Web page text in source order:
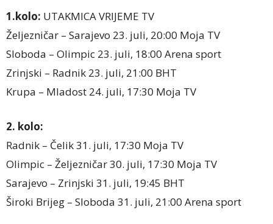
1.kolo: UTAKMICA VRIJEME TV
Željezničar – Sarajevo 23. juli, 20:00 Moja TV
Sloboda – Olimpic 23. juli, 18:00 Arena sport
Zrinjski – Radnik 23. juli, 21:00 BHT
Krupa – Mladost 24. juli, 17:30 Moja TV
2. kolo:
Radnik – Čelik 31. juli, 17:30 Moja TV
Olimpic – Željezničar 30. juli, 17:30 Moja TV
Sarajevo – Zrinjski 31. juli, 19:45 BHT
Široki Brijeg – Sloboda 31. juli, 21:00 Arena sport